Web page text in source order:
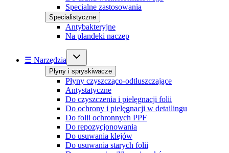
Specialne zastosowania
Specialistyczne
Antybakteryjne
Na plandeki naczep
☰ Narzędzia
Płyny i spryskiwacze
Płyny czyszcząco-odtłuszczające
Antystatyczne
Do czyszczenia i pielęgnacji folii
Do ochrony i pielęgnacji w detailingu
Do folii ochronnych PPF
Do repozycjonowania
Do usuwania klejów
Do usuwania starych folii